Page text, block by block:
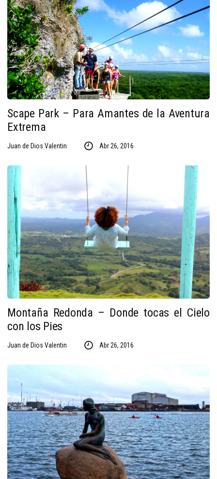
Scape Park – Para Amantes de la Aventura
Extrema
Juan de Dios Valentin Abr 26, 2016
Montaña Redonda – Donde tocas el Cielo
con los Pies
Juan de Dios Valentin Abr 26, 2016